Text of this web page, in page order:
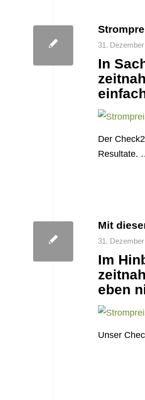
31.
In
Der
Resultate.
Mit
31.
Im
eben
Unser